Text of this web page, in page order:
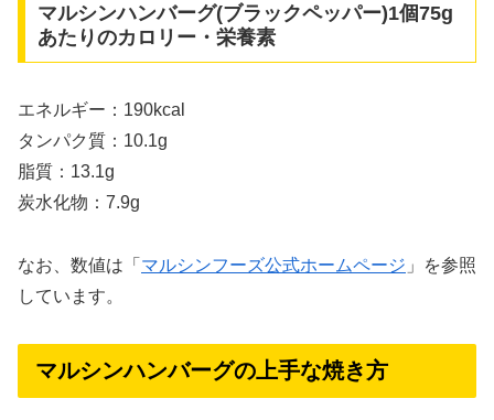
マルシンハンバーグ(ブラックペッパー)1個75g
あたりのカロリー・栄養素
エネルギー：190kcal
タンパク質：10.1g
脂質：13.1g
炭水化物：7.9g
なお、数値は「 マルシンフーズ公式ホームページ 」を参照
しています。
マルシンハンバーグの上手な焼き方